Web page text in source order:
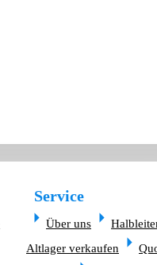
Service
Über uns
Altlager verkaufen